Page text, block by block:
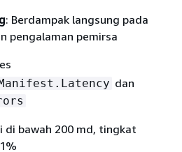
: Berdampak langsung pada
pengalaman pemirsa
dan
di bawah 200 md, tingkat